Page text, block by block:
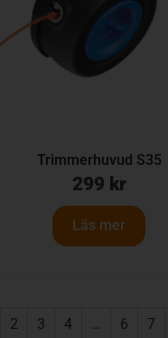
Trimmerhuvud S35
299 kr
Läs mer
2 3 4 … 6 7